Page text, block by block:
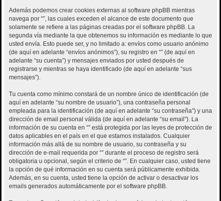
Además podemos crear cookies externas al software phpBB mientras
navega por “”, las cuales exceden el alcance de este documento que
solamente se refiere a las páginas creadas por el software phpBB. La
segunda vía mediante la que obtenemos su información es mediante lo que
usted envía. Esto puede ser, y no limitado a: envíos como usuario anónimo
(de aquí en adelante “envíos anónimos”), su registro en “” (de aquí en
adelante “su cuenta”) y mensajes enviados por usted después de
registrarse y mientras se haya identificado (de aquí en adelante “sus
mensajes”).
Tu cuenta como mínimo constará de un nombre único de identificación (de
aquí en adelante “su nombre de usuario”), una contraseña personal
empleada para la identificación (de aquí en adelante “su contraseña”) y una
dirección de email personal válida (de aquí en adelante “su email”). La
información de su cuenta en “” está protegida por las leyes de protección de
datos aplicables en el país en el que estamos instalados. Cualquier
información más allá de su nombre de usuario, su contraseña y su
dirección de e-mail requerida por “” durante el proceso de registro será
obligatoria u opcional, según el criterio de “”. En cualquier caso, usted tiene
la opción de qué información en su cuenta será públicamente exhibida.
Además, en su cuenta, usted tiene la opción de activar o desactivar los
emails generados automáticamente por el software phpBB.